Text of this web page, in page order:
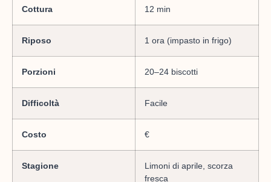
Cottura 12 min
Riposo 1 ora (impasto in frigo)
Porzioni 20–24 biscotti
Difficoltà Facile
Costo €
Stagione
Limoni di aprile, scorza
fresca